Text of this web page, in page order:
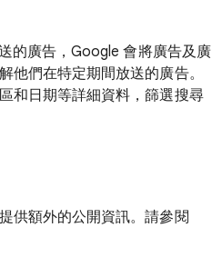
的廣告，Google 會將廣告及廣
們在特定期間放送的廣告。
和日期等詳細資料，篩選搜尋
供額外的公開資訊。請參閱